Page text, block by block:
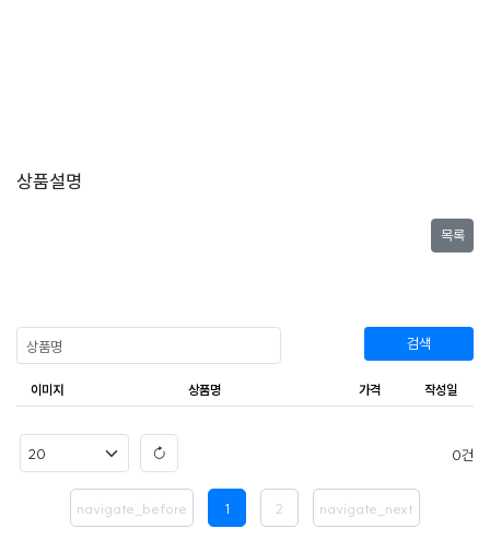
상품설명
목록
검색
이미지 상품명 가격 작성일
navigate_before 1 2 navigate_next
0